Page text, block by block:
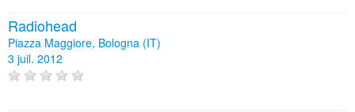
Radiohead
Piazza Maggiore, Bologna (IT)
3 juil. 2012